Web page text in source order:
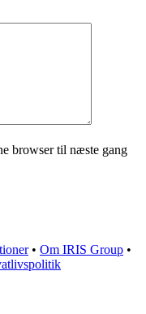
browser til næste gang
• Om IRIS Group •